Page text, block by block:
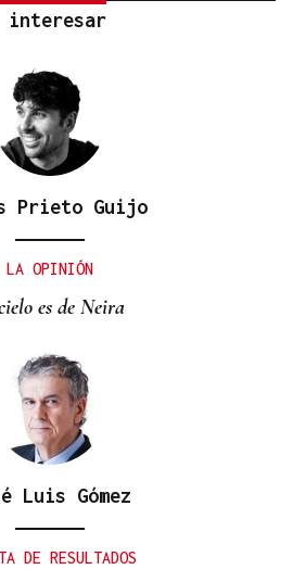
interesar
Prieto Guijo
LA OPINIÓN
es de Neira
Luis Gómez
DE RESULTADOS